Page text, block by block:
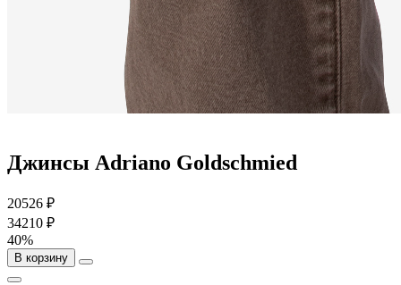
Джинсы Adriano Goldschmied
20526 ₽
34210 ₽
40%
В корзину